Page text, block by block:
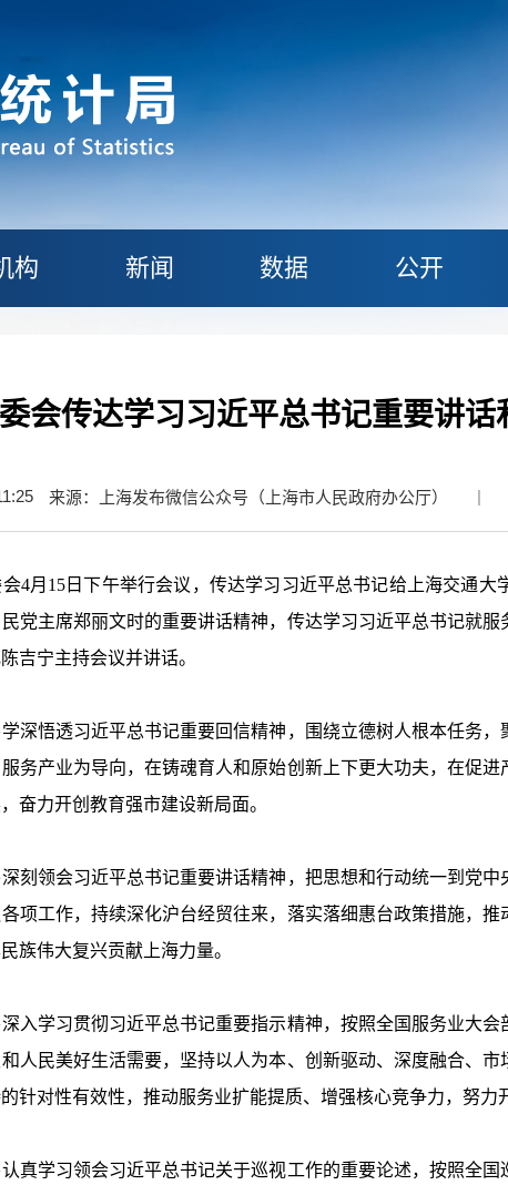
构 新闻 数据 公开
会传达学习习近平总书记重要讲
来源：上海发布微信公众号（上海市人民政府办公厅） |
4月 15 日下午举行会议，传达学习习近平总书记给上海交通
党主席郑丽文时的重要讲话精神，传达学习习近平总书记就
吉宁主持会议并讲话。
悟透习近平总书记重要回信精神，围绕立德树人根本任务，
务产业为导向，在铸魂育人和原始创新上下更大功夫，在促
奋力开创教育强市建设新局面。
领会习近平总书记重要讲话精神，把思想和行动统一到党中
项工作，持续深化沪台经贸往来，落实落细惠台政策措施，
族伟大复兴贡献上海力量。
学习贯彻习近平总书记重要指示精神，按照全国服务业大会
人民美好生活需要，坚持以人为本、创新驱动、深度融合、
针对性有效性，推动服务业扩能提质、增强核心竞争力，努力
学习领会习近平总书记关于巡视工作的重要论述，按照全国